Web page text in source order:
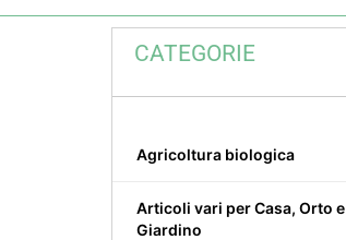
CATEGORIE
Agricoltura biologica
Articoli vari per Casa, Orto e
Giardino